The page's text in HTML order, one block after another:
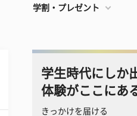
学割・プレゼント
学生時代にしか
体験がここにあ
きっかけを届ける